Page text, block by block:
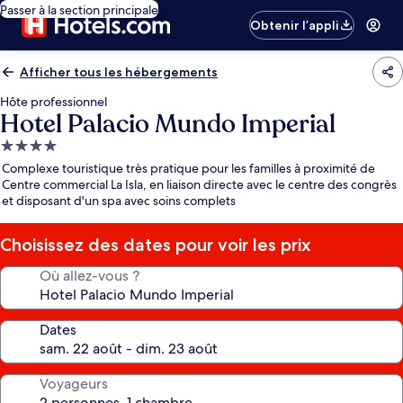
Passer à la section principale
Obtenir l’appli
Afficher tous les hébergements
Hôte professionnel
Hotel Palacio Mundo Imperial
Hébergement
4.0 étoiles
Complexe touristique très pratique pour les familles à proximité de
Centre commercial La Isla, en liaison directe avec le centre des congrès
et disposant d'un spa avec soins complets
Choisissez des dates pour voir les prix
Où allez-vous ?
Dates
Voyageurs